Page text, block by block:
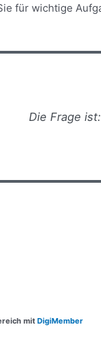
für wichtige
Die Frage
mit DigiMember